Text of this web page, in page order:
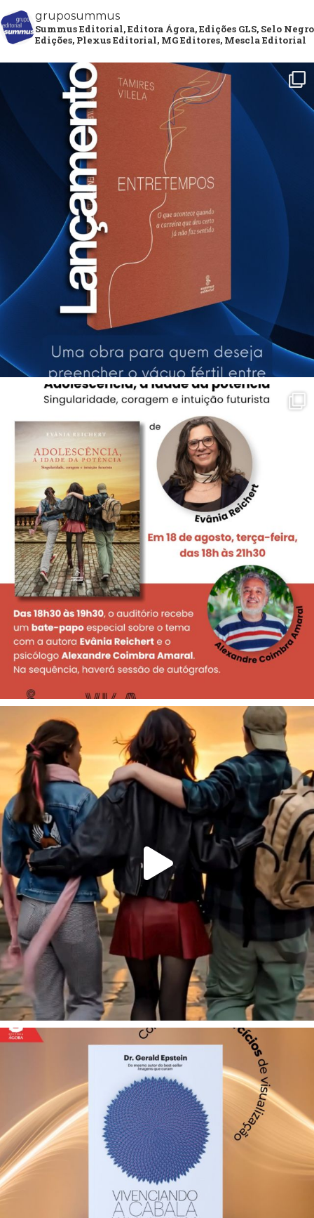
gruposummus
Summus Editorial, Editora Ágora, Edições GLS, Selo Negro
Edições, Plexus Editorial, MG Editores, Mescla Editorial